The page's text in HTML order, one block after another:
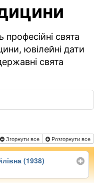
свята
ювілейні дати
свята
Згорнути все Розгорнути все
(1938)